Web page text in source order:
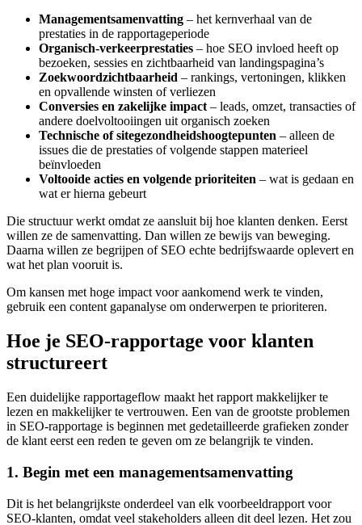
Managementsamenvatting – het kernverhaal van de
prestaties in de rapportageperiode
Organisch-verkeerprestaties – hoe SEO invloed heeft op
bezoeken, sessies en zichtbaarheid van landingspagina’s
Zoekwoordzichtbaarheid – rankings, vertoningen, klikken
en opvallende winsten of verliezen
Conversies en zakelijke impact – leads, omzet, transacties of
andere doelvoltooiingen uit organisch zoeken
Technische of sitegezondheidshoogtepunten – alleen de
issues die de prestaties of volgende stappen materieel
beïnvloeden
Voltooide acties en volgende prioriteiten – wat is gedaan en
wat er hierna gebeurt
Die structuur werkt omdat ze aansluit bij hoe klanten denken. Eerst
willen ze de samenvatting. Dan willen ze bewijs van beweging.
Daarna willen ze begrijpen of SEO echte bedrijfswaarde oplevert en
wat het plan vooruit is.
Om kansen met hoge impact voor aankomend werk te vinden,
gebruik een content gapanalyse om onderwerpen te prioriteren.
Hoe je SEO-rapportage voor klanten
structureert
Een duidelijke rapportageflow maakt het rapport makkelijker te
lezen en makkelijker te vertrouwen. Een van de grootste problemen
in SEO-rapportage is beginnen met gedetailleerde grafieken zonder
de klant eerst een reden te geven om ze belangrijk te vinden.
1. Begin met een managementsamenvatting
Dit is het belangrijkste onderdeel van elk voorbeeldrapport voor
SEO-klanten, omdat veel stakeholders alleen dit deel lezen. Het zou